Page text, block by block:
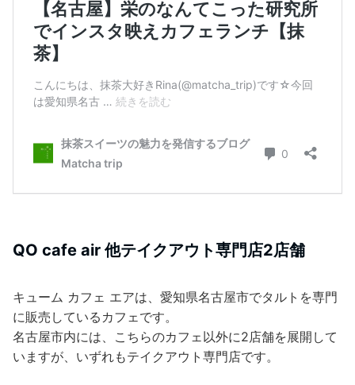
QO cafe air 他テイクアウト専門店2店舗
キューム カフェ エアは、愛知県名古屋市でタルトを専門
に販売しているカフェです。
名古屋市内には、こちらのカフェ以外に2店舗を展開して
いますが、いずれもテイクアウト専門店です。